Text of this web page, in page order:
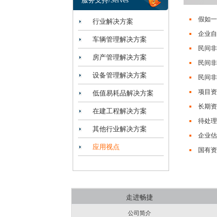
行业解决方案
车辆管理解决方案
房产管理解决方案
设备管理解决方案
低值易耗品解决方案
在建工程解决方案
其他行业解决方案
应用视点
假如
企业
民间
民间
民间
项目
长期
待处
企业
国有
走进畅捷
公司简介